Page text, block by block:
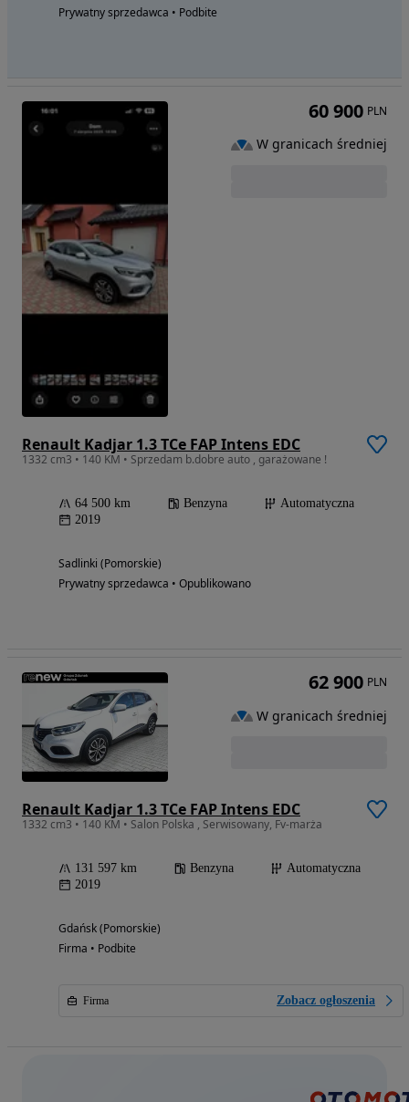
Prywatny sprzedawca • Podbite
Renault Kadjar 1.3 TCe FAP Intens EDC
1332 cm3 • 140 KM • Sprzedam b.dobre auto , garażowane !
64 500 km Benzyna
Automatyczna
2019
Sadlinki (Pomorskie)
Prywatny sprzedawca • Opublikowano
60 900 PLN
W granicach średniej
Renault Kadjar 1.3 TCe FAP Intens EDC
1332 cm3 • 140 KM • Salon Polska , Serwisowany, Fv-marża
131 597 km Benzyna
Automatyczna
2019
Gdańsk (Pomorskie)
Firma • Podbite
Firma Zobacz ogłoszenia
62 900 PLN
W granicach średniej